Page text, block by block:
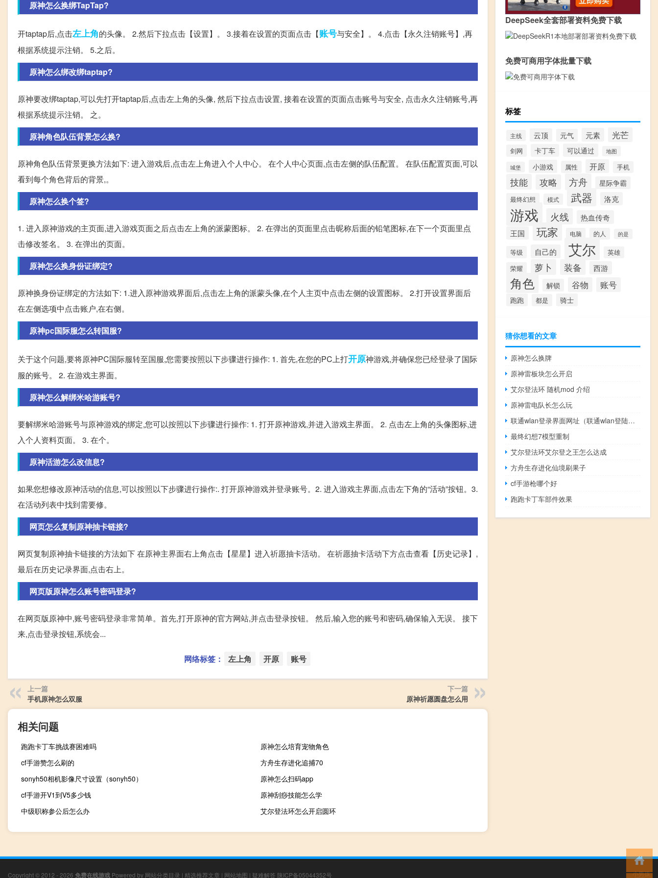
原神怎么换绑TapTap?
开taptap后,点击左上角的头像。 2.然后下拉点击【设置】。 3.接着在设置的页面点击【账号与安全】。 4.点击【永久注销账号】,再
根据系统提示注销。 5.之后。
原神怎么绑改绑taptap?
原神要改绑taptap,可以先打开taptap后,点击左上角的头像, 然后下拉点击设置, 接着在设置的页面点击账号与安全, 点击永久注销账号,再
根据系统提示注销。 之。
原神角色队伍背景怎么换?
原神角色队伍背景更换方法如下: 进入游戏后,点击左上角进入个人中心。 在个人中心页面,点击左侧的队伍配置。 在队伍配置页面,可以
看到每个角色背后的背景,。
原神怎么换个签?
1. 进入原神游戏的主页面,进入游戏页面之后点击左上角的派蒙图标。 2. 在弹出的页面里点击昵称后面的铅笔图标,在下一个页面里点
击修改签名。 3. 在弹出的页面。
原神怎么换身份证绑定?
原神换身份证绑定的方法如下: 1.进入原神游戏界面后,点击左上角的派蒙头像,在个人主页中点击左侧的设置图标。 2.打开设置界面后
在左侧选项中点击账户,在右侧。
原神pc国际服怎么转国服?
关于这个问题,要将原神PC国际服转至国服,您需要按照以下步骤进行操作: 1. 首先,在您的PC上打开原神游戏,并确保您已经登录了国际
服的账号。 2. 在游戏主界面。
原神怎么解绑米哈游账号?
要解绑米哈游账号与原神游戏的绑定,您可以按照以下步骤进行操作: 1. 打开原神游戏,并进入游戏主界面。 2. 点击左上角的头像图标,进
入个人资料页面。 3. 在个。
原神活游怎么改信息?
如果您想修改原神活动的信息,可以按照以下步骤进行操作:. 打开原神游戏并登录账号。2. 进入游戏主界面,点击左下角的“活动”按钮。3.
在活动列表中找到需要修。
网页怎么复制原神抽卡链接?
网页复制原神抽卡链接的方法如下 在原神主界面右上角点击【星星】进入祈愿抽卡活动。 在祈愿抽卡活动下方点击查看【历史记录】,
最后在历史记录界面,点击右上。
网页版原神怎么账号密码登录?
在网页版原神中,账号密码登录非常简单。首先,打开原神的官方网站,并点击登录按钮。 然后,输入您的账号和密码,确保输入无误。 接下
来,点击登录按钮,系统会...
网络标签： 左上角 开原 账号
上一篇
手机原神怎么双服
下一篇
原神祈愿圆盘怎么用
相关问题
跑跑卡丁车挑战赛困难吗
原神怎么培育宠物角色
cf手游赞怎么刷的
方舟生存进化追捕70
sonyh50相机影像尺寸设置（sonyh50）
原神怎么扫码app
cf手游开V1到V5多少钱
原神刮痧技能怎么学
中级职称参公后怎么办
艾尔登法环怎么开启圆环
DeepSeek全套部署资料免费下载
免费可商用字体批量下载
标签
主线 云顶 元气 元素 光芒
剑网 卡丁车 可以通过 地图
城堡 小游戏 属性 开原 手机
技能 攻略 方舟 星际争霸
最终幻想 模式 武器 洛克
游戏 火线 热血传奇
王国 玩家 电脑 的人 的是
等级 自己的 艾尔 英雄
荣耀 萝卜 装备 西游
角色 解锁 谷物 账号
跑跑 都是 骑士
猜你想看的文章
原神怎么换牌
原神雷板块怎么开启
艾尔登法环 随机mod 介绍
原神雷电队长怎么玩
联通wlan登录界面网址（联通wlan登陆页面）
最终幻想7模型重制
艾尔登法环艾尔登之王怎么达成
方舟生存进化仙境刷果子
cf手游枪哪个好
跑跑卡丁车部件效果
Copyright © 2012 - 2026 免费在线游戏 Powered by 网站分类目录 | 精选推荐文章 | 网站地图 | 疑难解答 陕ICP备05044352号 小男孩